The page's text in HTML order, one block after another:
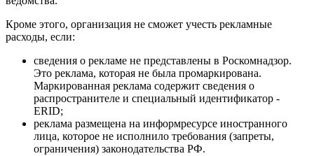
Кроме этого, организация не сможет учесть рекламные
расходы, если:
сведения о рекламе не представлены в Роскомнадзор.
Это реклама, которая не была промаркирована.
Маркированная реклама содержит сведения о
распространителе и специальный идентификатор -
ERID;
реклама размещена на информресурсе иностранного
лица, которое не исполнило требования (запреты,
ограничения) законодательства РФ.